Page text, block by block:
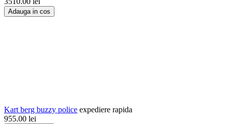
Adauga in cos
Kart berg buzzy police expediere rapida
955.00 lei